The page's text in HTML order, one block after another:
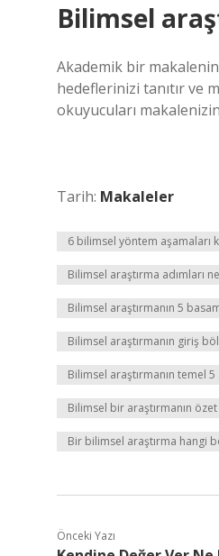
Bilimsel
Akademik bir
hedeflerinizi tanıtır ve
okuyucuları
Tarih: Makaleler
6 bilimsel yöntem aşamaları
Bilimsel araştırma adımları
Bilimsel araştırmanın 5
Bilimsel araştırmanın giriş
Bilimsel araştırmanın temel
Bilimsel bir araştırmanın
Bir bilimsel araştırma hangi
Önceki Yazı